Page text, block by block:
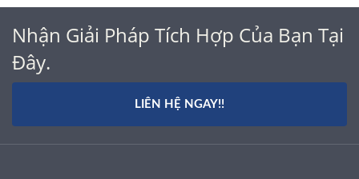
Nhận Giải Pháp Tích Hợp Của Bạn Tại
Đây.
LIÊN HỆ NGAY!!